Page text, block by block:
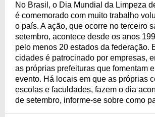
No Brasil, o Dia Mundial da Limpeza
é comemorado com muito trabalho
o país. A ação, que ocorre no terceiro
setembro, acontece desde os anos
pelo menos 20 estados da federação.
cidades é patrocinado por empresas,
as próprias prefeituras que fomentam
evento. Há locais em que as próprias
escolas e faculdades, fazem o dia
de setembro, informe-se sobre como